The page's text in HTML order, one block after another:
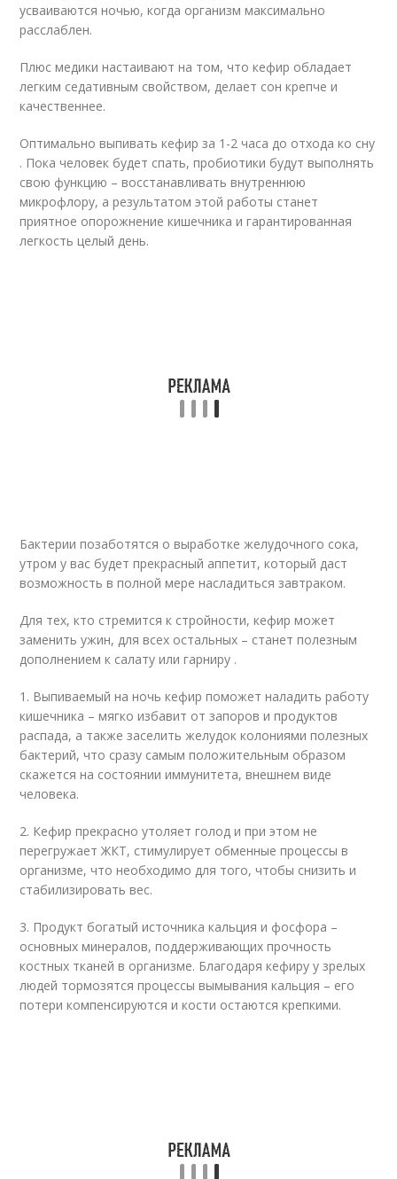
усваиваются ночью, когда организм максимально
расслаблен.
Плюс медики настаивают на том, что кефир обладает
легким седативным свойством, делает сон крепче и
качественнее.
Оптимально выпивать кефир за 1-2 часа до отхода ко сну
. Пока человек будет спать, пробиотики будут выполнять
свою функцию – восстанавливать внутреннюю
микрофлору, а результатом этой работы станет
приятное опорожнение кишечника и гарантированная
легкость целый день.
Бактерии позаботятся о выработке желудочного сока,
утром у вас будет прекрасный аппетит, который даст
возможность в полной мере насладиться завтраком.
Для тех, кто стремится к стройности, кефир может
заменить ужин, для всех остальных – станет полезным
дополнением к салату или гарниру .
1. Выпиваемый на ночь кефир поможет наладить работу
кишечника – мягко избавит от запоров и продуктов
распада, а также заселить желудок колониями полезных
бактерий, что сразу самым положительным образом
скажется на состоянии иммунитета, внешнем виде
человека.
2. Кефир прекрасно утоляет голод и при этом не
перегружает ЖКТ, стимулирует обменные процессы в
организме, что необходимо для того, чтобы снизить и
стабилизировать вес.
3. Продукт богатый источника кальция и фосфора –
основных минералов, поддерживающих прочность
костных тканей в организме. Благодаря кефиру у зрелых
людей тормозятся процессы вымывания кальция – его
потери компенсируются и кости остаются крепкими.